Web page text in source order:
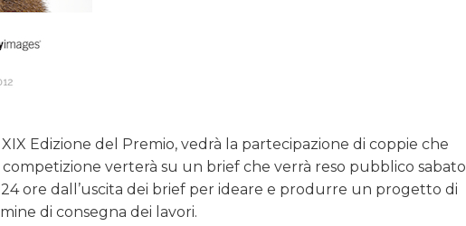
Edizione del Premio, vedrà la partecipazione di coppie che
verterà su un brief che verrà reso pubblico sabato
24 ore dall’uscita dei brief per ideare e produrre un progetto di
di consegna dei lavori.